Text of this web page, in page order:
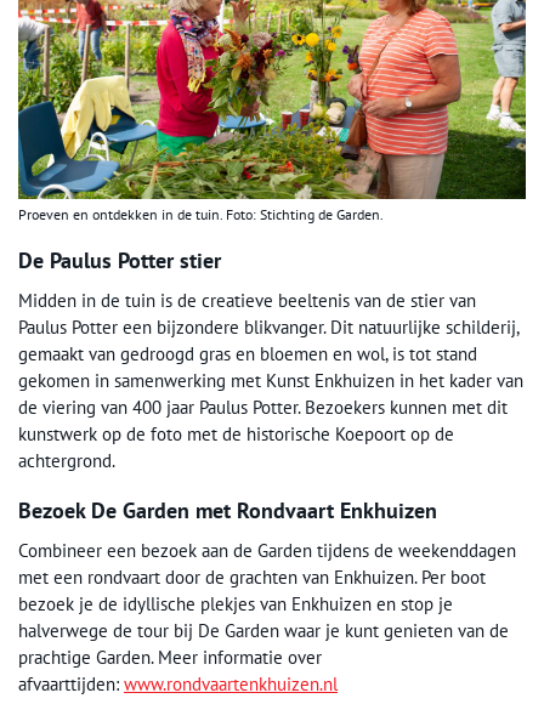
Proeven en ontdekken in de tuin. Foto: Stichting de Garden.
De Paulus Potter stier
Midden in de tuin is de creatieve beeltenis van de stier van
Paulus Potter een bijzondere blikvanger. Dit natuurlijke schilderij,
gemaakt van gedroogd gras en bloemen en wol, is tot stand
gekomen in samenwerking met Kunst Enkhuizen in het kader van
de viering van 400 jaar Paulus Potter. Bezoekers kunnen met dit
kunstwerk op de foto met de historische Koepoort op de
achtergrond.
Bezoek De Garden met Rondvaart Enkhuizen
Combineer een bezoek aan de Garden tijdens de weekenddagen
met een rondvaart door de grachten van Enkhuizen. Per boot
bezoek je de idyllische plekjes van Enkhuizen en stop je
halverwege de tour bij De Garden waar je kunt genieten van de
prachtige Garden. Meer informatie over
afvaarttijden: www.rondvaartenkhuizen.nl